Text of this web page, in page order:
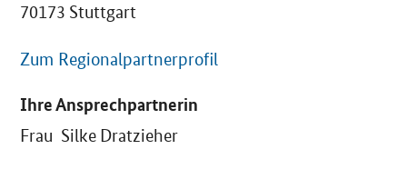
70173 Stuttgart
Zum Regionalpartnerprofil
Ihre Ansprechpartnerin
Frau Silke Dratzieher